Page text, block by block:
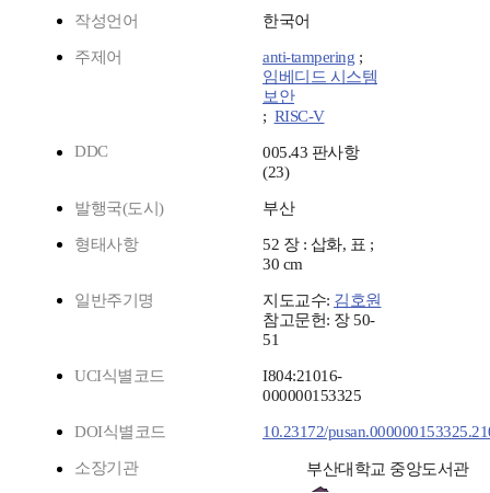
작성언어 한국어
주제어 anti-tampering ;
임베디드 시스템
보안
; RISC-V
DDC
005.43 판사항
(23)
발행국(도시) 부산
형태사항
52 장 : 삽화, 표 ;
30 cm
일반주기명 지도교수: 김호원
참고문헌: 장 50-
51
UCI식별코드
I804:21016-
000000153325
DOI식별코드 10.23172/
소장기관 부산대학교 중앙도서관